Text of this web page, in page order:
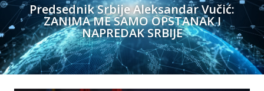
Predsednik Srbije Aleksandar Vučić:
ZANIMA ME SAMO OPSTANAK I
NAPREDAK SRBIJE